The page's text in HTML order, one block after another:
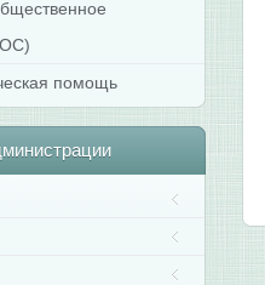
помощь